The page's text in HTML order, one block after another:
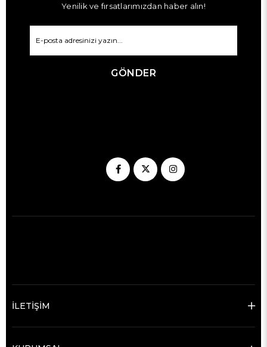
Yenilik ve fırsatlarımızdan haber alın!
GÖNDER
İLETİŞİM